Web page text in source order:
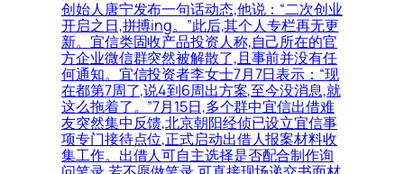
创始人唐宁发布一句话动态,他说：“二次创业
开启之日,拼搏ing。”此后,其个人专栏再无更
新。宜信类固收产品投资人称,自己所在的官
方企业微信群突然被解散了,且事前并没有任
何通知。宜信投资者李女士7月7日表示：“现
在都第7周了,说4到6周出方案,至今没消息,就
这么拖着了。”7月15日,多个群中宜信出借难
友突然集中反馈,北京朝阳经侦已设立宜信事
项专门接待点位,正式启动出借人报案材料收
集工作。出借人可自主选择是否配合制作询